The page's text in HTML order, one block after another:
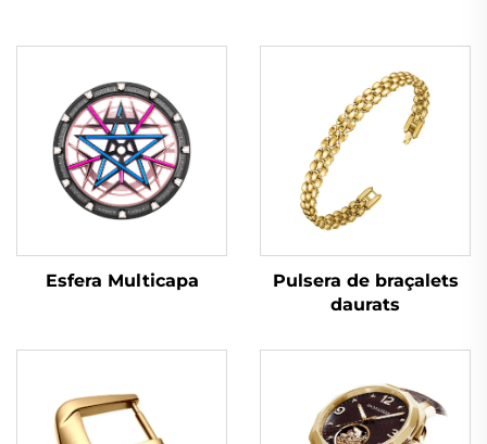
Esfera Multicapa
Pulsera de braçalets
daurats